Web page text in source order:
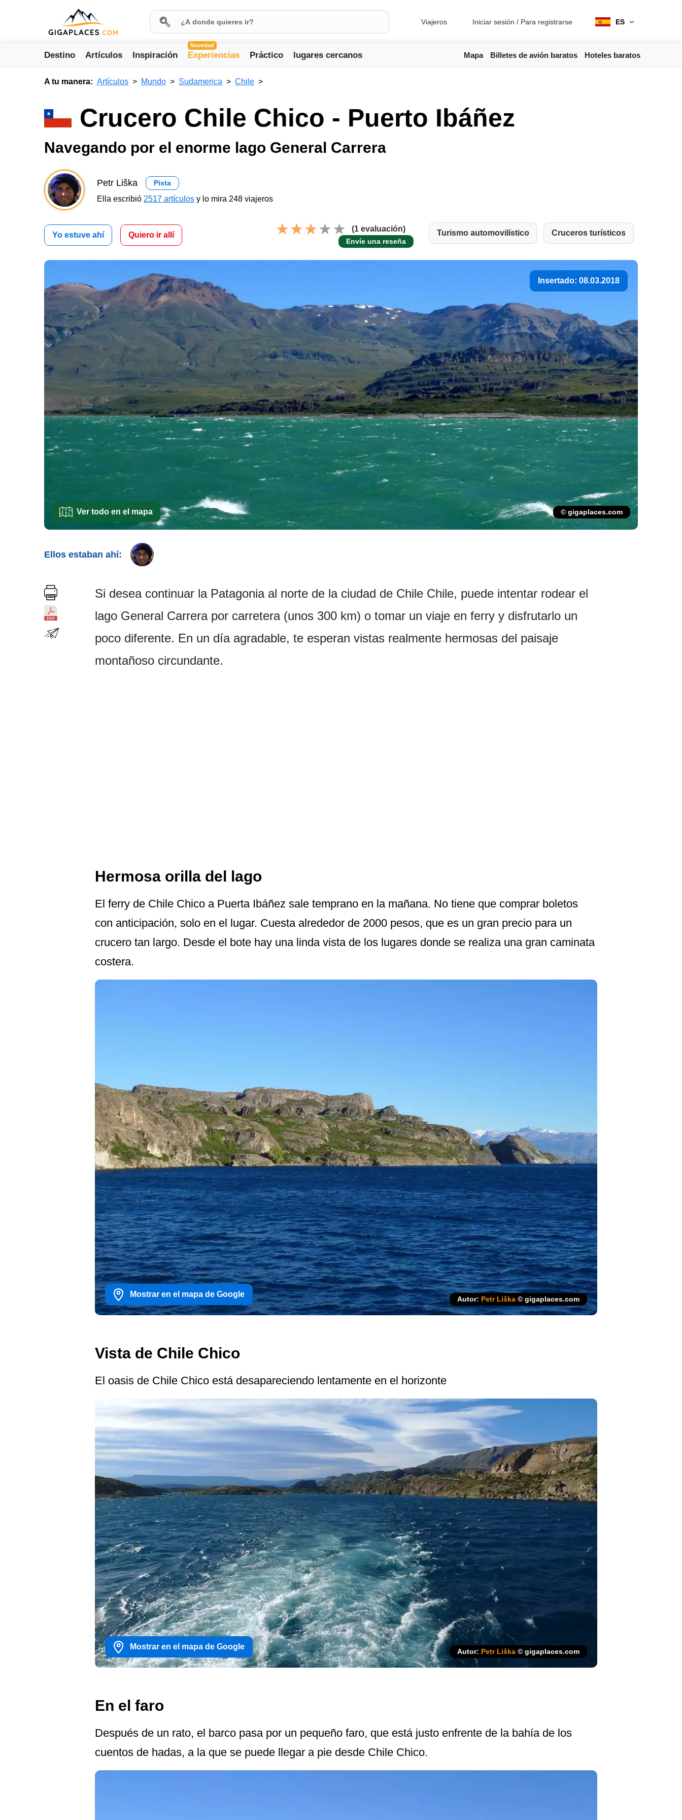
Viajeros Iniciar sesión / Para registrarse ES
Destino Artículos Inspiración
Novedad
Experiencias Práctico lugares cercanos Mapa Billetes de avión baratos Hoteles baratos
A tu manera: Artículos Mundo Sudamerica Chile
Crucero Chile Chico - Puerto Ibáñez
Navegando por el enorme lago General Carrera
Petr Liška Pista
Ella escribió 2517 artículos y lo mira 248 viajeros
Yo estuve ahí Quiero ir allí
(1 evaluación)
Envíe una reseña
Turismo automovilístico Cruceros turísticos
Insertado: 08.03.2018
Ver todo en el mapa © gigaplaces.com
Ellos estaban ahí:
Si desea continuar la Patagonia al norte de la ciudad de Chile Chile, puede intentar rodear el
lago General Carrera por carretera (unos 300 km) o tomar un viaje en ferry y disfrutarlo un
poco diferente. En un día agradable, te esperan vistas realmente hermosas del paisaje
montañoso circundante.
Hermosa orilla del lago
El ferry de Chile Chico a Puerta Ibáñez sale temprano en la mañana. No tiene que comprar boletos
con anticipación, solo en el lugar. Cuesta alrededor de 2000 pesos, que es un gran precio para un
crucero tan largo. Desde el bote hay una linda vista de los lugares donde se realiza una gran caminata
costera.
Mostrar en el mapa de Google
Autor: Petr Liška © gigaplaces.com
Vista de Chile Chico
El oasis de Chile Chico está desapareciendo lentamente en el horizonte
Mostrar en el mapa de Google
Autor: Petr Liška © gigaplaces.com
En el faro
Después de un rato, el barco pasa por un pequeño faro, que está justo enfrente de la bahía de los
cuentos de hadas, a la que se puede llegar a pie desde Chile Chico.